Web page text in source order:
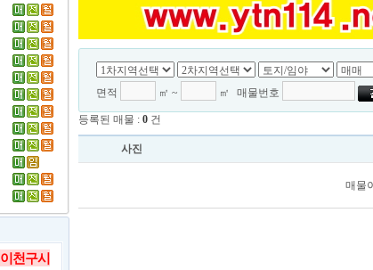
이천구시
면적
㎡ ~ ㎡ 매물번호
등록된 매물 : 0 건
사진
매물